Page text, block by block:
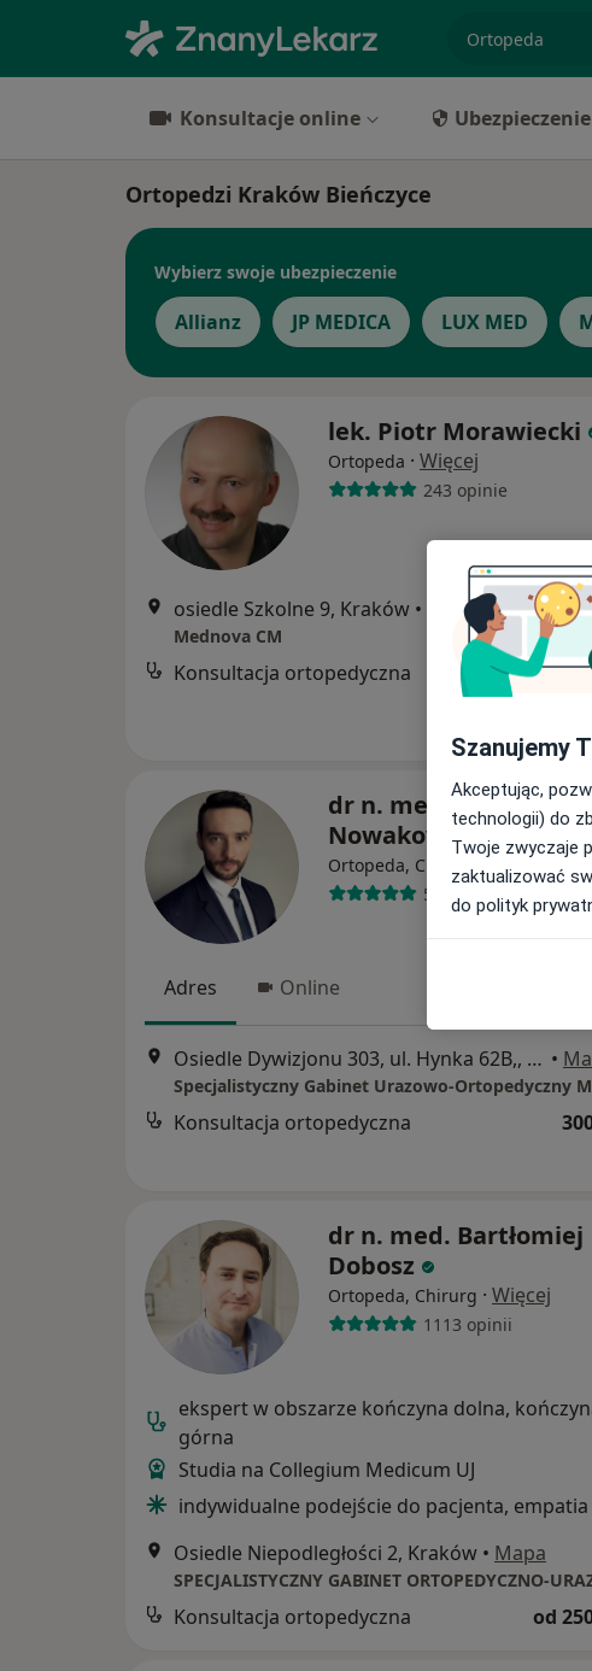
specjalizacja,
Konsultacje online Ubezpieczenie
Ortopedzi Kraków Bieńczyce
Wybierz swoje ubezpieczenie
Allianz JP MEDICA LUX MED
lek. Piotr Morawiecki
Ortopeda · Więcej
243 opinie
osiedle Szkolne 9, Kraków • Mapa
Mednova CM
Konsultacja ortopedyczna od
dr n. med. Mariusz
Nowakowski
Ortopeda, Chirurg · Więcej
541 opinii
Adres Online
Osiedle Dywizjonu 303, ul. Hynka 62B,, Kraków •
Konsultacja ortopedyczna
dr n. med. Bartłomiej
Dobosz
Ortopeda, Chirurg · Więcej
1113 opinii
ekspert w obszarze kończyna dolna,
górna
Studia na Collegium Medicum UJ
indywidualne podejście do pacjenta, empatia
Osiedle Niepodległości 2, Kraków • Mapa
Konsultacja ortopedyczna od
Szanujemy
Akceptując,
technologii) do
Twoje zwyczaje
zaktualizować
do polityk